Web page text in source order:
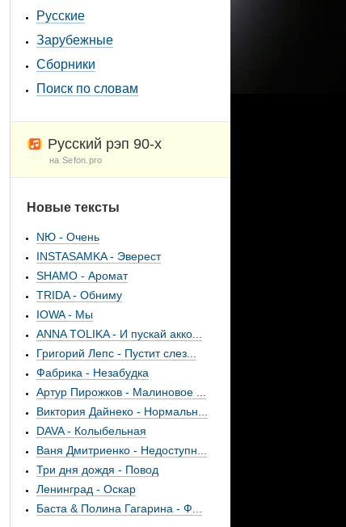
Русские
Зарубежные
Сборники
Поиск по словам
Русский рэп 90-х
на Sefon.pro
Новые тексты
NЮ - Очень
INSTASAMKA - Эверест
SHAMO - Аромат
TRIDA - Обниму
IOWA - Мы
ANNA TOLIKA - И пускай акко...
Григорий Лепс - Пустит слез...
Фабрика - Незабудка
Артур Пирожков - Малиновое ...
Виктория Дайнеко - Нормальн...
DAVA - Колыбельная
Ваня Дмитриенко - Недоступн...
Три дня дождя - Повод
Ленинград - Оскар
Баста & Полина Гагарина - Ф...